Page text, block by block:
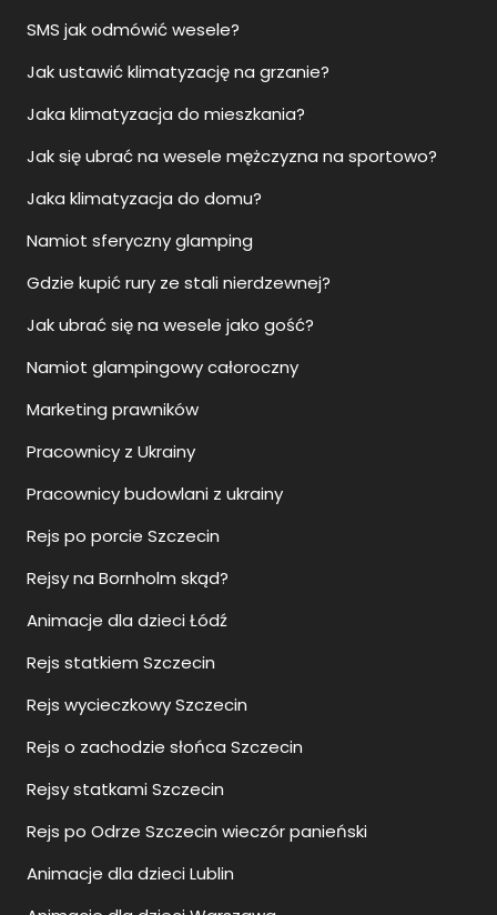
SMS jak odmówić wesele?
Jak ustawić klimatyzację na grzanie?
Jaka klimatyzacja do mieszkania?
Jak się ubrać na wesele mężczyzna na sportowo?
Jaka klimatyzacja do domu?
Namiot sferyczny glamping
Gdzie kupić rury ze stali nierdzewnej?
Jak ubrać się na wesele jako gość?
Namiot glampingowy całoroczny
Marketing prawników
Pracownicy z Ukrainy
Pracownicy budowlani z ukrainy
Rejs po porcie Szczecin
Rejsy na Bornholm skąd?
Animacje dla dzieci Łódź
Rejs statkiem Szczecin
Rejs wycieczkowy Szczecin
Rejs o zachodzie słońca Szczecin
Rejsy statkami Szczecin
Rejs po Odrze Szczecin wieczór panieński
Animacje dla dzieci Lublin